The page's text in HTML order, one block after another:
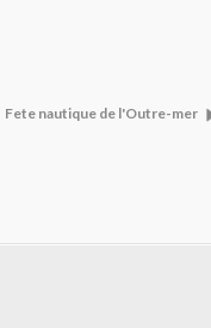
Fete nautique de l'Outre-mer